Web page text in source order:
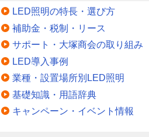
LED照明の特長・選び方
補助金・税制・リース
サポート・大塚商会の取り組み
LED導入事例
業種・設置場所別LED照明
基礎知識・用語辞典
キャンペーン・イベント情報